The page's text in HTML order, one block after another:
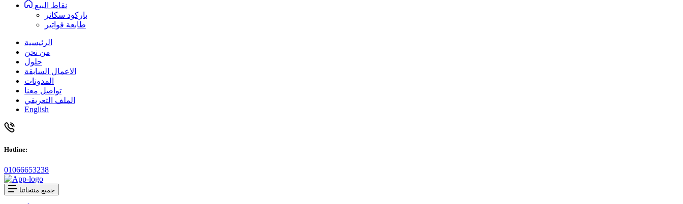
نقاط البيع
باركود سكانر
طابعة فواتير
الرئيسية
من نحن
حلول
الاعمال السابقة
المدونات
تواصل معنا
الملف التعريفي
English
Hotline:
01066653238
جميع منتجاتنا